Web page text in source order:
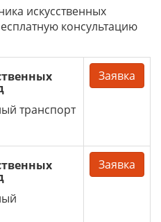
искусственных
консультацию
транспорт
Заявка
Заявка